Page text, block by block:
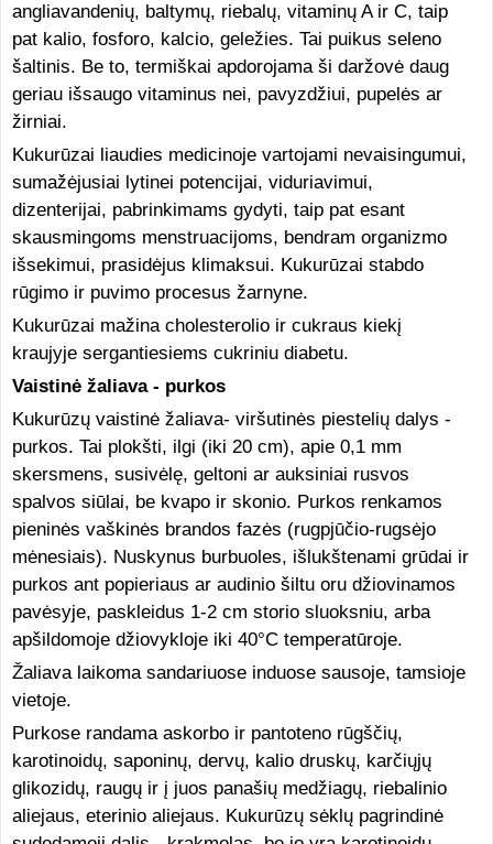
angliavandenių, baltymų, riebalų, vitaminų A ir C, taip
pat kalio, fosforo, kalcio, geležies. Tai puikus seleno
šaltinis. Be to, termiškai apdorojama ši daržovė daug
geriau išsaugo vitaminus nei, pavyzdžiui, pupelės ar
žirniai.
Kukurūzai liaudies medicinoje vartojami nevaisingumui,
sumažėjusiai lytinei potencijai, viduriavimui,
dizenterijai, pabrinkimams gydyti, taip pat esant
skausmingoms menstruacijoms, bendram organizmo
išsekimui, prasidėjus klimaksui. Kukurūzai stabdo
rūgimo ir puvimo procesus žarnyne.
Kukurūzai mažina cholesterolio ir cukraus kiekį
kraujyje sergantiesiems cukriniu diabetu.
Vaistinė žaliava - purkos
Kukurūzų vaistinė žaliava- viršutinės piestelių dalys -
purkos. Tai plokšti, ilgi (iki 20 cm), apie 0,1 mm
skersmens, susivėlę, geltoni ar auksiniai rusvos
spalvos siūlai, be kvapo ir skonio. Purkos renkamos
pieninės vaškinės brandos fazės (rugpjūčio-rugsėjo
mėnesiais). Nuskynus burbuoles, išlukštenami grūdai ir
purkos ant popieriaus ar audinio šiltu oru džiovinamos
pavėsyje, paskleidus 1-2 cm storio sluoksniu, arba
apšildomoje džiovykloje iki 40°C temperatūroje.
Žaliava laikoma sandariuose induose sausoje, tamsioje
vietoje.
Purkose randama askorbo ir pantoteno rūgščių,
karotinoidų, saponinų, dervų, kalio druskų, karčiųjų
glikozidų, raugų ir į juos panašių medžiagų, riebalinio
aliejaus, eterinio aliejaus. Kukurūzų sėklų pagrindinė